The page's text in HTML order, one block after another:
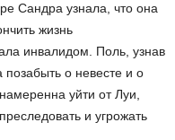
Сандра узнала, что она
жизнь
инвалидом. Поль, узнав
позабыть о невесте и о
уйти от Луи,
и угрожать